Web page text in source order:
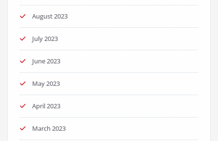
August 2023
July 2023
June 2023
May 2023
April 2023
March 2023